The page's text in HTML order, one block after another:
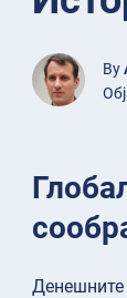
By
Денешните